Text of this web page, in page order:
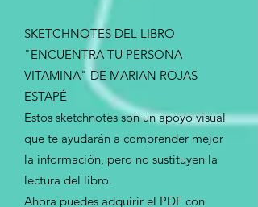
SKETCHNOTES DEL LIBRO
"ENCUENTRA TU PERSONA
VITAMINA" DE MARIAN ROJAS
ESTAPÉ
Estos sketchnotes son un apoyo visual
que te ayudarán a comprender mejor
la información, pero no sustituyen la
lectura del libro.
Ahora puedes adquirir el PDF con